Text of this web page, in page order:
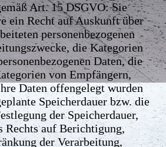
Art. 15 DSGVO: Sie
ein Recht auf Auskunft über
personenbezogenen
die Kategorien
Daten, die
von Empfängern,
Daten offengelegt wurden
Speicherdauer bzw. die
der Speicherdauer,
Rechts auf Berichtigung,
der Verarbeitung,